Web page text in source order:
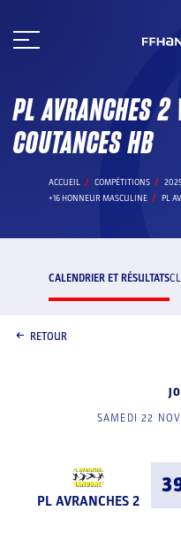
au
PL AVRANCHES 2
COUTANCES HB
ACCUEIL COMPÉTITIONS
+16 HONNEUR MASCULINE
PL
CALENDRIER ET RÉSULTATS
RETOUR
SAMEDI 22
PL AVRANCHES 2